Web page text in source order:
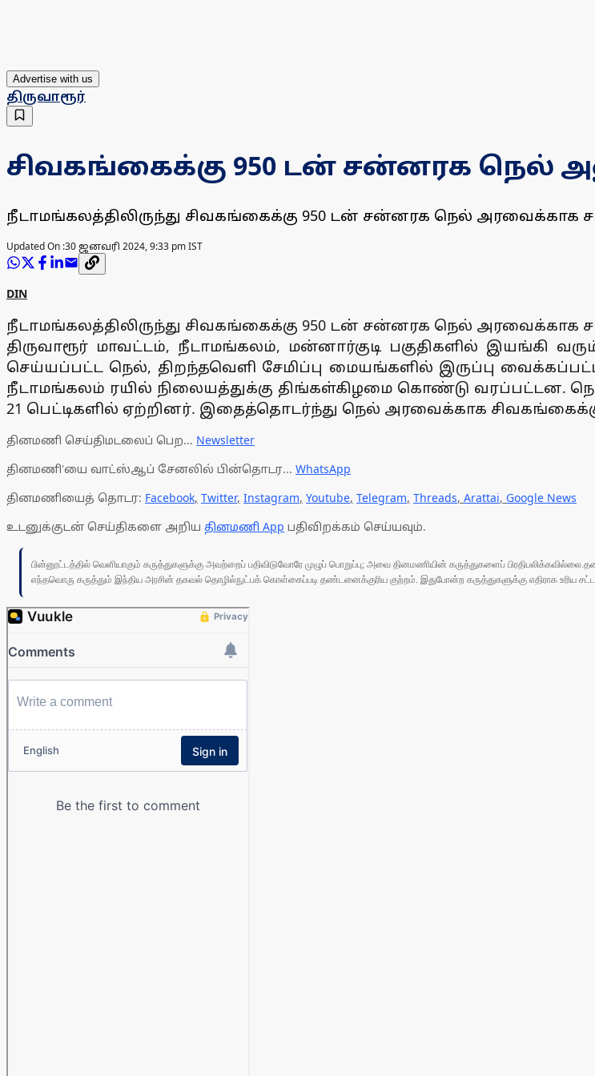
Advertise with us
திருவாரூர்
சிவகங்கைக்கு 950 டன் சன்னரக நெல்
நீடாமங்கலத்திலிருந்து சிவகங்கைக்கு 950 டன் சன்னரக நெல் அரவைக்காக
Updated On :30 ஜனவரி 2024, 9:33 pm IST
DIN
நீடாமங்கலத்திலிருந்து சிவகங்கைக்கு 950 டன் சன்னரக நெல் அரவைக்காக
திருவாரூர் மாவட்டம், நீடாமங்கலம், மன்னார்குடி பகுதிகளில் இயங்கி
செய்யப்பட்ட நெல், திறந்தவெளி சேமிப்பு மையங்களில் இருப்பு
நீடாமங்கலம் ரயில் நிலையத்துக்கு திங்கள்கிழமை கொண்டு வரப்பட்டன.
21 பெட்டிகளில் ஏற்றினர். இதைத்தொடர்ந்து நெல் அரவைக்காக
தினமணி செய்திமடலைப் பெற... Newsletter
தினமணி'யை வாட்ஸ்ஆப் சேனலில் பின்தொடர... WhatsApp
தினமணியைத் தொடர: Facebook, Twitter, Instagram, Youtube, Telegram, Threads, Arattai, Google News
உடனுக்குடன் செய்திகளை அறிய தினமணி App பதிவிறக்கம் செய்யவும்.
பின்னூட்டத்தில் வெளியாகும் கருத்துகளுக்கு அவற்றைப் பதிவிடுவோரே முழுப் பொறுப்பு; அவை தினமணியின் கருத்துகளைப்
எந்தவொரு கருத்தும் இந்திய அரசின் தகவல் தொழில்நுட்பக் கொள்கைப்படி தண்டனைக்குரிய குற்றம். இதுபோன்ற கருத்துகளுக்கு எதிராக உரிய சட்ட